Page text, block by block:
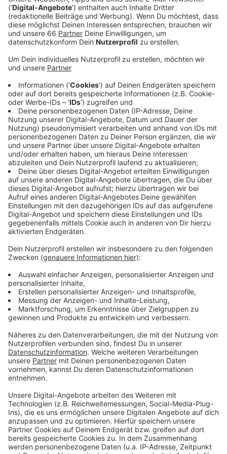
Anzeige
Aufgetaucht ist ein Handyvideo von einer
Fahrzeugkontrolle vom 11. November. Zu sehen ist
wohl eine körperliche Auseinandersetzung zwischen
mehreren Mitarbeitern der Rheinbahn und einem
Fahrgast. In dem Filmausschnitt entsteht der Eindruck
eines Handgemenges. Die Hintergründe sind aber noch
unklar. Aus dem Aufsichtsrat der Rheinbahn hat
Antenne Düsseldorf erfahren, dass der Einsatz von
Bodycams geprüft werden soll und künftig solche
unklaren Situationen vermieden werden könnten. Die
Rheinbahn habe das Hausrecht in ihren Fahrzeugen, ein
Einsatz sei rechtlich unstrittig, heißt es.
Anzeige
Weitere Infos und Links zum Thema
Rheinbahn-Infos: Hier erfahrt ihr alles zu
Sperrungen und Umleitungen
Antenne Düsseldorf: Die Rheinbahn will besseren
Fahrplan
Antenne Düsseldorf: On demand - neuer
Rheinbahnservice für den Osten unserer Stadt
Anzeige